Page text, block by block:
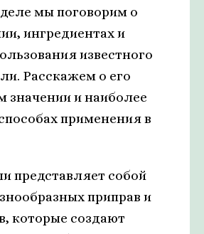
мы поговорим о
ингредиентах и
известного
Расскажем о его
значении и наиболее
применения в
представляет собой
приправ и
которые создают